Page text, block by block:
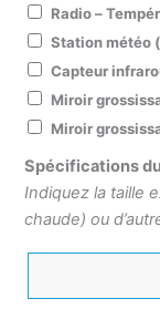
Radio –
Station météo
Capteur
Miroir
Miroir
Spécifications
Indiquez la taille
chaude) ou